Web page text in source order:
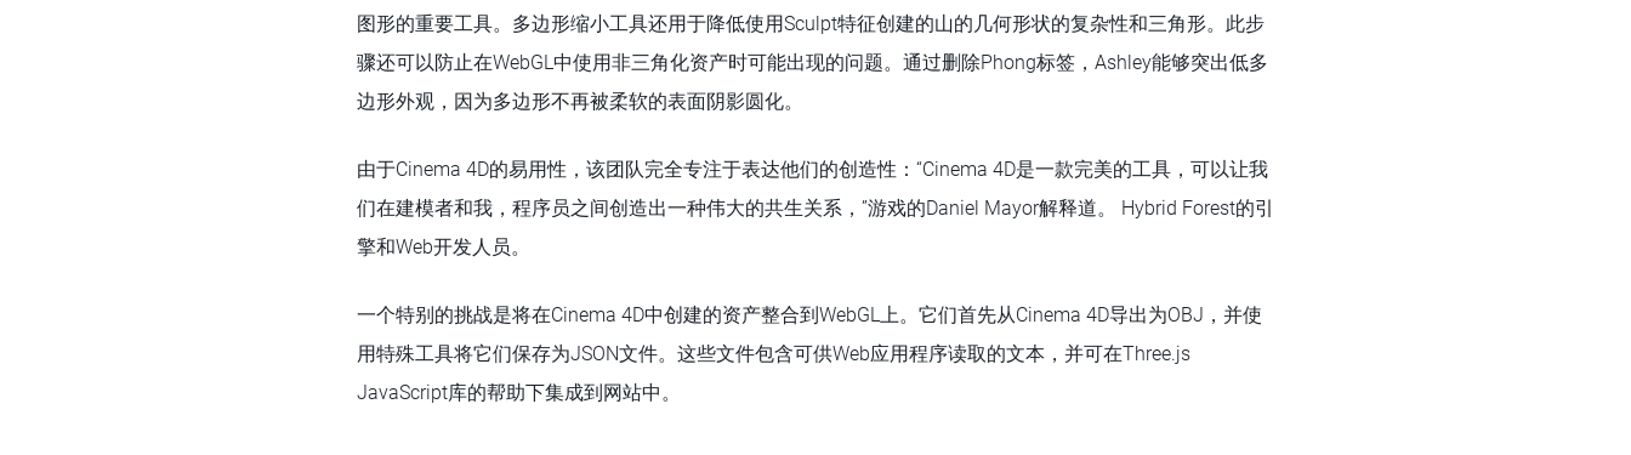
图形的重要工具。多边形缩小工具还用于降低使用Sculpt特征创建的山的几何形状的复杂性和三角形。此步
骤还可以防止在WebGL中使用非三角化资产时可能出现的问题。通过删除Phong标签，Ashley能够突出低多
边形外观，因为多边形不再被柔软的表面阴影圆化。
由于Cinema 4D的易用性，该团队完全专注于表达他们的创造性：“Cinema 4D是一款完美的工具，可以让我
们在建模者和我，程序员之间创造出一种伟大的共生关系，”游戏的Daniel Mayor解释道。 Hybrid Forest的引
擎和Web开发人员。
一个特别的挑战是将在Cinema 4D中创建的资产整合到WebGL上。它们首先从Cinema 4D导出为OBJ，并使
用特殊工具将它们保存为JSON文件。这些文件包含可供Web应用程序读取的文本，并可在Three.js
JavaScript库的帮助下集成到网站中。